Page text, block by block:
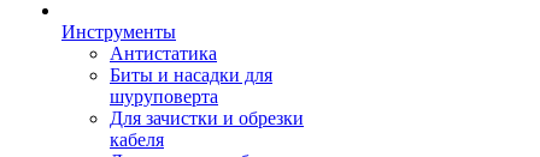
Инструменты
Антистатика
Биты и насадки для
шуруповерта
Для зачистки и обрезки
кабеля